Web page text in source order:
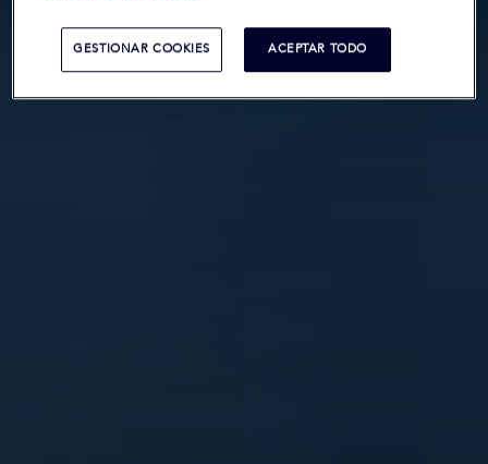
GESTIONAR COOKIES ACEPTAR TODO